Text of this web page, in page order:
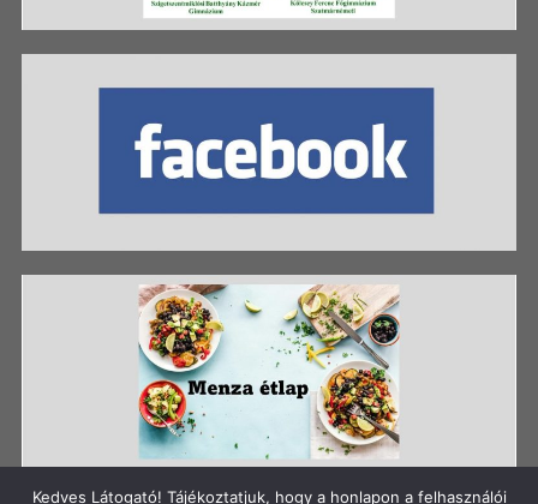
Kedves Látogató! Tájékoztatjuk, hogy a honlapon a felhasználói